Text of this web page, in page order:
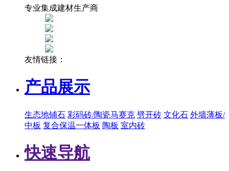
专业集成建材生产商
友情链接：
产品展示
生态地铺石 彩码砖/陶瓷马赛克 劈开砖 文化石 外墙薄板/
中板 复合保温一体板 陶板 室内砖
快速导航